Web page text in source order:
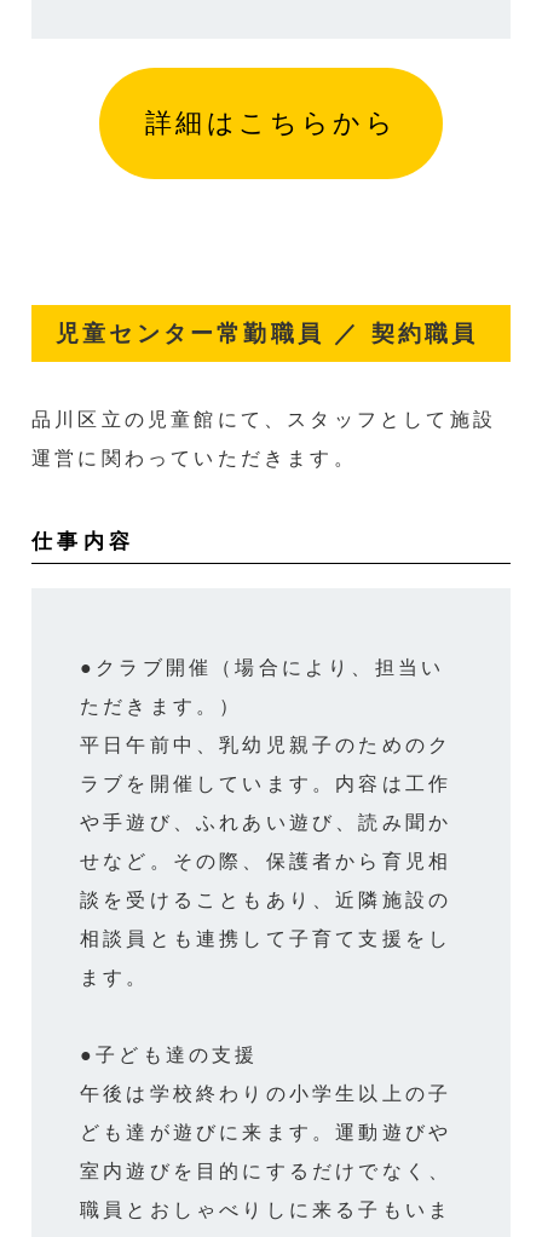
詳細はこちらから
児童センター常勤職員 ／ 契約職員
品川区立の児童館にて、スタッフとして施設
運営に関わっていただきます。
仕事内容
●クラブ開催（場合により、担当い
ただきます。）
平日午前中、乳幼児親子のためのク
ラブを開催しています。内容は工作
や手遊び、ふれあい遊び、読み聞か
せなど。その際、保護者から育児相
談を受けることもあり、近隣施設の
相談員とも連携して子育て支援をし
ます。
●子ども達の支援
午後は学校終わりの小学生以上の子
ども達が遊びに来ます。運動遊びや
室内遊びを目的にするだけでなく、
職員とおしゃべりしに来る子もいま